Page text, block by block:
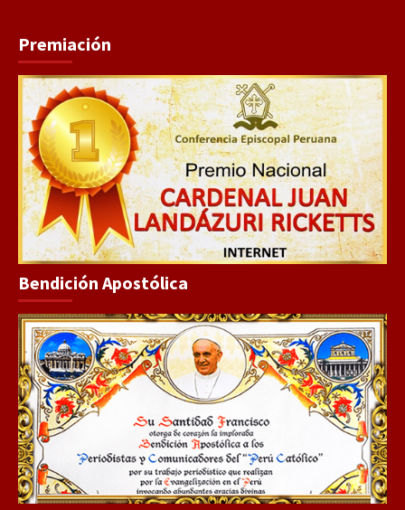
Premiación
Bendición Apostólica